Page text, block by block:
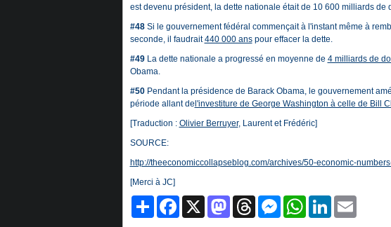
est devenu président, la dette nationale était de 10 600 milliards de
#48Si le gouvernement fédéral commençait à l'instant même à
seconde, il faudrait440 000 anspour effacer la dette.
#49La dette nationale a progressé en moyenne de 4 milliards de
Obama.
#50Pendant la présidence de Barack Obama, le gouvernement
période allant de l'investiture de George Washington à celle de Bill
[Traduction : Olivier Berruyer, Laurent et Frédéric]
SOURCE:
http://theeconomiccollapseblog.com/archives/50-economic-
[Merci à JC]
PartagerFacebook MastodonThreads MessengerWhatsAppLinkedIn